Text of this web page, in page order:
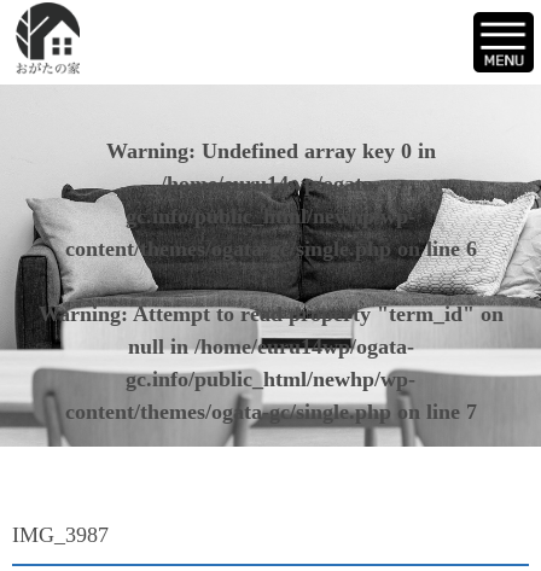
Warning: Undefined array key 0 in
/home/euru14wp/ogata-
gc.info/public_html/newhp/wp-
content/themes/ogata-gc/single.phpon line6
Warning: Attempt to read property "term_id" on
null in/home/euru14wp/ogata-
gc.info/public_html/newhp/wp-
content/themes/ogata-gc/single.php on line 7
IMG_3987